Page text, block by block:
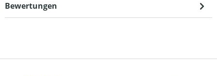
Bewertungen